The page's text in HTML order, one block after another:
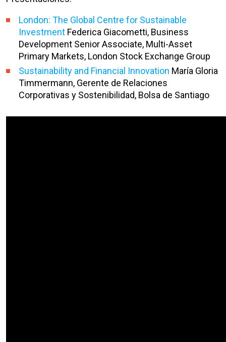
London: The Global Centre for Sustainable
Investment Federica Giacometti, Business
Development Senior Associate, Multi-Asset
Primary Markets, London Stock Exchange Group
Sustainability and Financial Innovation María Gloria
Timmermann, Gerente de Relaciones
Corporativas y Sostenibilidad, Bolsa de Santiago